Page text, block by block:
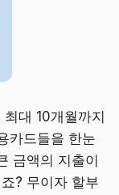
대 10개월까지
카드들을 한눈
금액의 지출이
? 무이자 할부